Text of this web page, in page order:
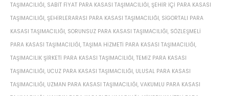
TAŞIMACILIĞI, SABIT FIYAT PARA KASASI TAŞIMACILIĞI, ŞEHIR IÇI PARA KASASI
TAŞIMACILIĞI, ŞEHIRLERARASI PARA KASASI TAŞIMACILIĞI, SIGORTALI PARA
KASASI TAŞIMACILIĞI, SORUNSUZ PARA KASASI TAŞIMACILIĞI, SÖZLEŞMELI
PARA KASASI TAŞIMACILIĞI, TAŞIMA HIZMETI PARA KASASI TAŞIMACILIĞI,
TAŞIMACILIK ŞIRKETI PARA KASASI TAŞIMACILIĞI, TEMIZ PARA KASASI
TAŞIMACILIĞI, UCUZ PARA KASASI TAŞIMACILIĞI, ULUSAL PARA KASASI
TAŞIMACILIĞI, UZMAN PARA KASASI TAŞIMACILIĞI, VAKUMLU PARA KASASI